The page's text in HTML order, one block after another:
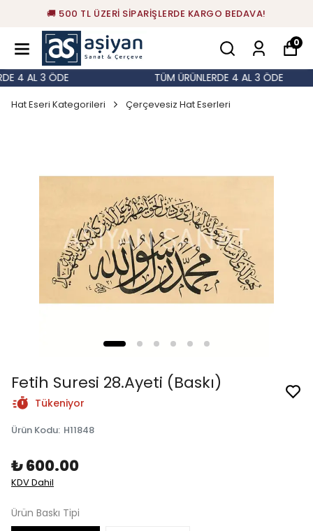
🚚 500 TL ÜZERİ SİPARİŞLERDE KARGO BEDAVA!
0
4 AL 3 ÖDE TÜM ÜRÜNLERDE 4 AL 3 ÖDE
Hat Eseri Kategorileri Çerçevesiz Hat Eserleri
Fetih Suresi 28.Ayeti (Baskı)
Tükeniyor
Ürün Kodu: H11848
₺ 600.00
KDV Dahil
Ürün Baskı Tipi